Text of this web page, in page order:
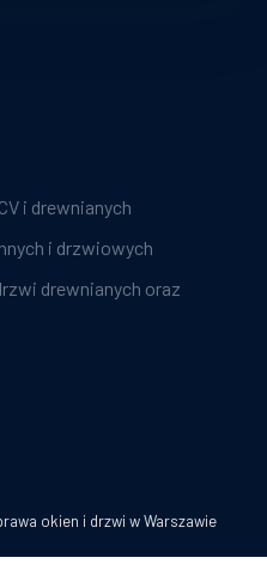
i drewnianych
i drzwiowych
drewnianych oraz
okien i drzwi w Warszawie